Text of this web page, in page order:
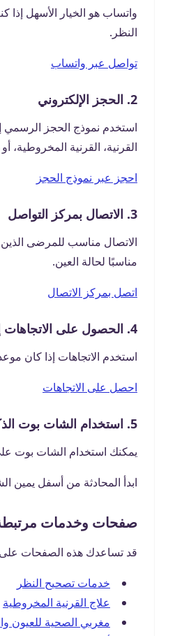
واتساب هو الخيار الأسهل إذا
النظر.
تواصل عبر واتساب
2. الحجز الإلكتروني
استخدم نموذج الحجز الرسمي
القرنية، القرنية المخروطية،
احجز عبر نموذج الحجز
3. الاتصال بمركز التواصل
الاتصال مناسب للمرضى الذين
مناسبًا لحالة العين.
اتصل بمركز الاتصال
4. الحصول على الاتجاهات إلى فرع الدوحة
استخدم الاتجاهات إذا كان
احصل على الاتجاهات
5. استخدام الشات بوت الذكي
يمكنك استخدام الشات بوت
ابدأ المحادثة من أسفل يمين
صفحات وخدمات
قد تساعدك هذه الصفحات على
خدمات تصحيح النظر
علاج القرنية المخروطية
مغربي الصحية للعيون